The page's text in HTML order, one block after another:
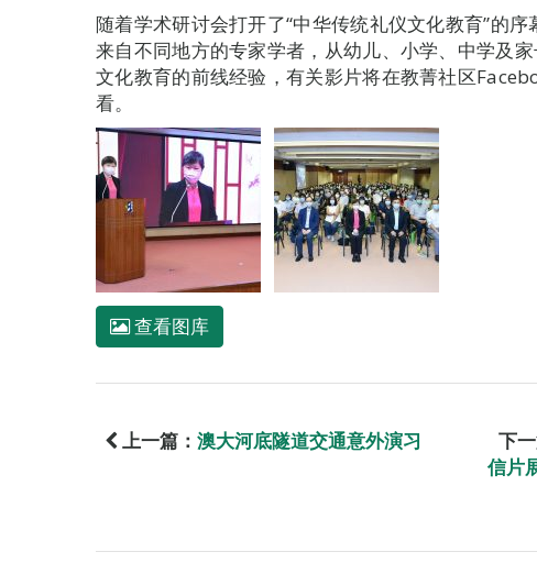
随着学术研讨会打开了“中华传统礼仪文化教育”的
来自不同地方的专家学者，从幼儿、小学、中学及
文化教育的前线经验，有关影片将在教菁社区
看。
查看图库
上一篇： 澳大河底隧道交通意外演习 下
信片